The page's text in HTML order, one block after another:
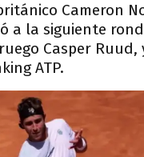
Cameron
a la siguiente
Casper Ruud,
ATP.